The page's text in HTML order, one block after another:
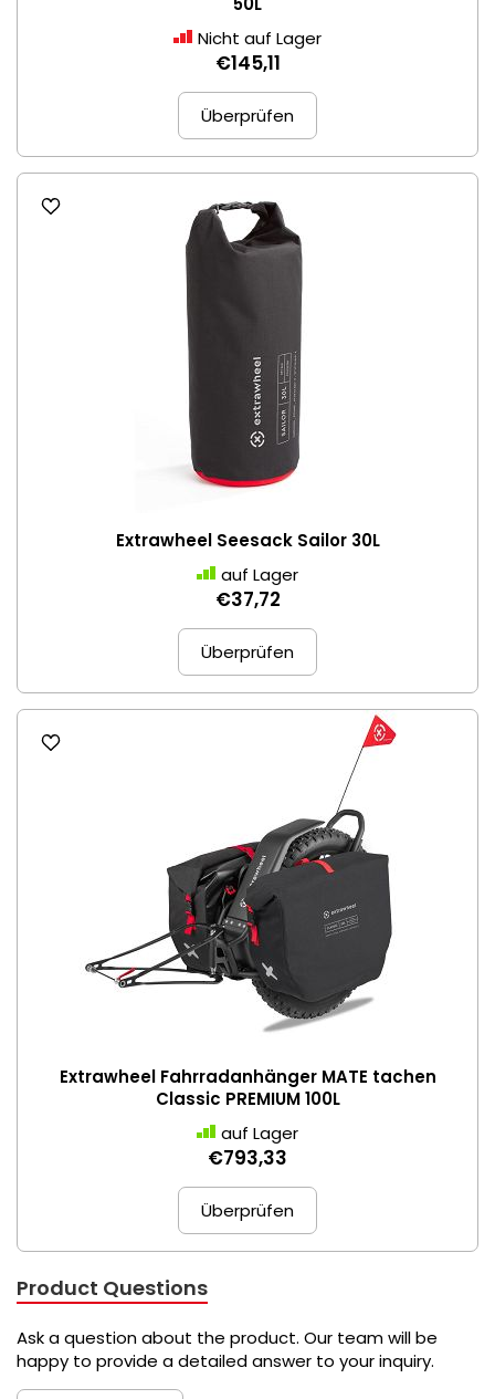
Nicht auf Lager
€145,11
Überprüfen
Extrawheel Seesack Sailor 30L
auf Lager
€37,72
Überprüfen
Extrawheel Fahrradanhänger MATE tachen
Classic PREMIUM 100L
auf Lager
€793,33
Überprüfen
Product Questions
Ask a question about the product. Our team will be
happy to provide a detailed answer to your inquiry.